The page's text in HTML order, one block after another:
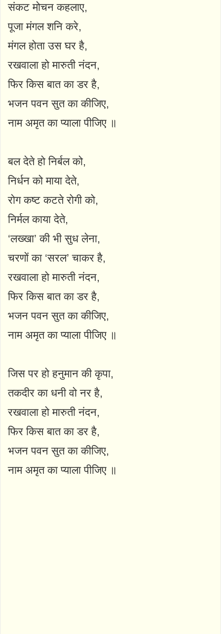
संकट मोचन कहलाए,
पूजा मंगल शनि करे,
मंगल होता उस घर है,
रखवाला हो मारुती नंदन,
फिर किस बात का डर है,
भजन पवन सुत का कीजिए,
नाम अमृत का प्याला पीजिए ॥
बल देते हो निर्बल को,
निर्धन को माया देते,
रोग कष्ट कटते रोगी को,
निर्मल काया देते,
‘लख्खा’ की भी सुध लेना,
चरणों का ‘सरल’ चाकर है,
रखवाला हो मारुती नंदन,
फिर किस बात का डर है,
भजन पवन सुत का कीजिए,
नाम अमृत का प्याला पीजिए ॥
जिस पर हो हनुमान की कृपा,
तकदीर का धनी वो नर है,
रखवाला हो मारुती नंदन,
फिर किस बात का डर है,
भजन पवन सुत का कीजिए,
नाम अमृत का प्याला पीजिए ॥